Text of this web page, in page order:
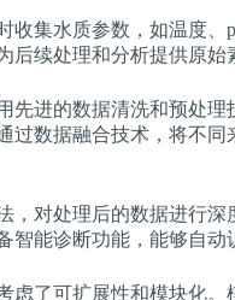
收集水质参数，如温度
续处理和分析提供原始
进的数据清洗和预处理
过数据融合技术，将不
对处理后的数据进行
能诊断功能，能够自动
虑了可扩展性和模块化